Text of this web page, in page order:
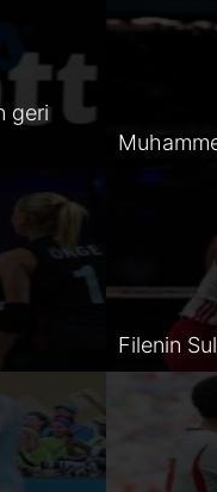
geri
Filenin